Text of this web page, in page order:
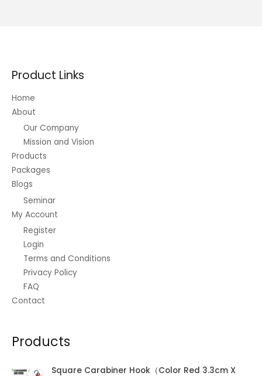
Product Links
Home
About
Our Company
Mission and Vision
Products
Packages
Blogs
Seminar
My Account
Register
Login
Terms and Conditions
Privacy Policy
FAQ
Contact
Products
Square Carabiner Hook（Color Red 3.3cm X